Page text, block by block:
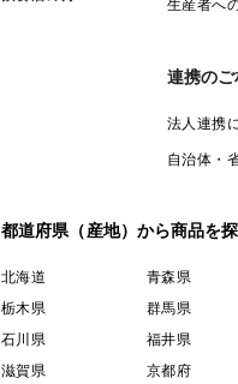
生産者へ
連携のご
法人連携
自治体・
都道府県（産地）から商品を
北海道 青森県
栃木県
群馬県
石川県
福井県
滋賀県
京都府